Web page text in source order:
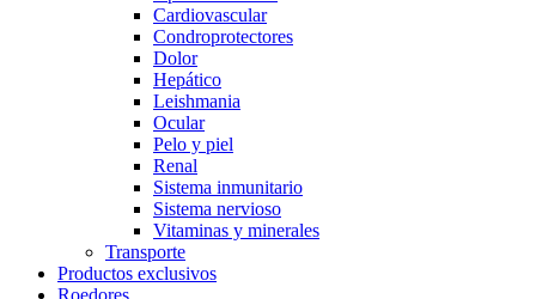
Cardiovascular
Condroprotectores
Dolor
Hepático
Leishmania
Ocular
Pelo y piel
Renal
Sistema inmunitario
Sistema nervioso
Vitaminas y minerales
Transporte
Productos exclusivos
Roedores